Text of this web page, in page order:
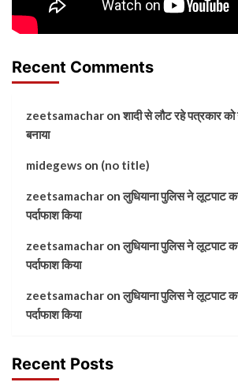
Recent Comments
zeetsamachar onशादी से लौट रहे पत्रकार को
बनाया
midegews on (no title)
zeetsamachar onलुधियाना पुलिस ने लूटपाट
पर्दाफाश किया
zeetsamachar onलुधियाना पुलिस ने लूटपाट
पर्दाफाश किया
zeetsamachar onलुधियाना पुलिस ने लूटपाट
पर्दाफाश किया
Recent Posts